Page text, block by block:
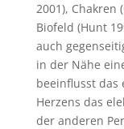
2001), Chakren
Biofeld (Hunt
auch
in der Nähe
beeinflusst das
Herzens das
der anderen